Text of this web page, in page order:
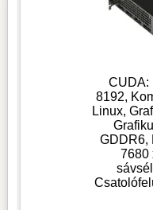
CUDA:
8192,
Linux,
GDDR6,
7680